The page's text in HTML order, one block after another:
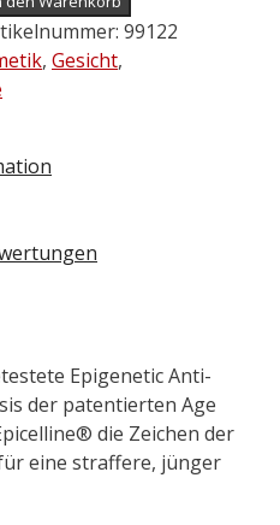
99122
, Gesicht,
Epigenetic Anti-
der patentierten Age
die Zeichen der
eine straffere, jünger